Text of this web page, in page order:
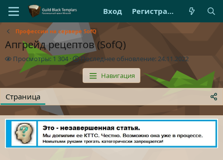
Вход Регистрация
Профессии на сервере SofQ
Апгрейд рецептов (SofQ)
П
м
о
р
ы
Просмотры: 1 304
П
о
с
л
д
е
е
о
б
Последнее обновление:24.11.2022
Навигация
Страница